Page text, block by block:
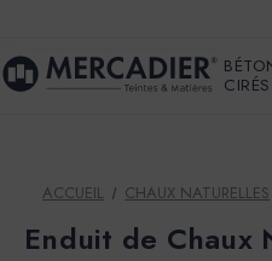
CIRÉS
ACCUEIL CHAUX NATURELLES
Enduit de Chaux